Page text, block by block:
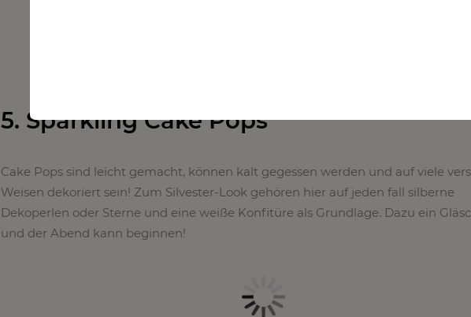
5. Sparkling Cake Pops
Cake Pops sind leicht gemacht, können kalt gegessen werden und auf viele
Weisen dekoriert sein! Zum Silvester-Look gehören hier auf jeden fall silberne
Dekoperlen oder Sterne und eine weiße Konfitüre als Grundlage. Dazu ein
und der Abend kann beginnen!